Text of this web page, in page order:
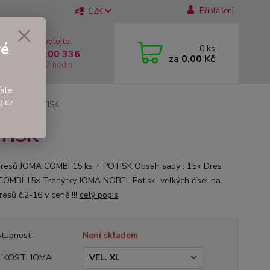
CZK Přihlášení
si rady? Zavolejte.
737 200 336
Pátek: 8 - 17 hodin
0 ks
za 0,00 Kč
15 ks + POTISK
JOMA COMBI 15 ks + POTISK Obsah sady : 15× Dres
15× Trenýrky JOMA NOBEL Potisk velkých čísel na
č.2-16 v ceně !!! celý popis
Není skladem
JOMA